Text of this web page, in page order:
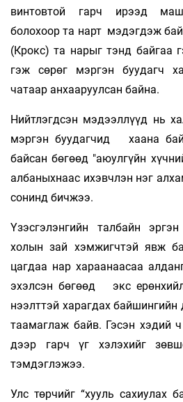
винтовтой гарч ирээд
болохоор та нарт мэдэгдэж
(Крокс) та нарыг тэнд байгаа
гэж сөрөг мэргэн буудагч
чатаар анхааруулсан байна.
Нийтлэгдсэн мэдээллүүд нь
мэргэн буудагчид хаана
байсан бөгөөд "аюулгүйн
албаныхнаас ихэвчлэн нэг
сонинд бичжээ.
Үзэсгэлэнгийн талбайн
холын зай хэмжигчтэй явж
цагдаа нар хараанаасаа
эхэлсэн бөгөөд экс
нээлттэй харагдах байшингийн
таамаглаж байв. Гэсэн хэдий
дээр гарч үг хэлэхийг
тэмдэглэжээ.
Улс төрчийг “хууль сахиулах